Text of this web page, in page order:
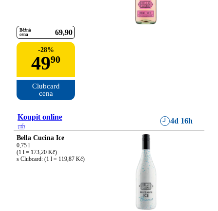
Běžná
cena
69 90
-28%
4990
Clubcard
cena
Koupit online 4d 16h
Bella Cucina Ice
0,75 l
(1 l = 173,20 Kč)
s Clubcard: (1 l = 119,87 Kč)